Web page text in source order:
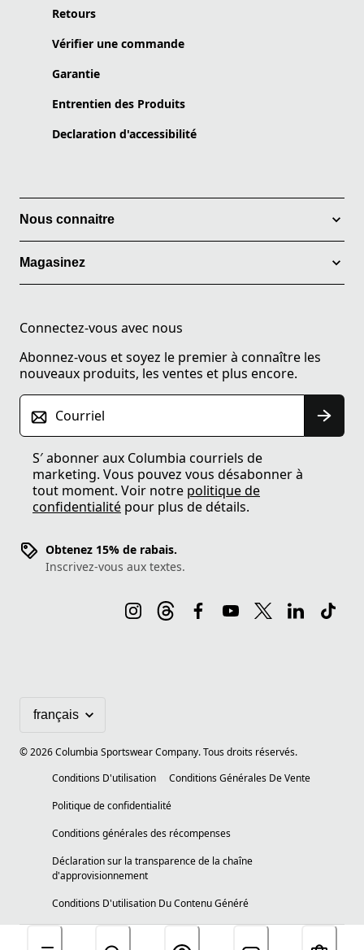
Retours
Vérifier une commande
Garantie
Entrentien des Produits
Declaration d'accessibilité
Nous connaitre
Magasinez
Connectez-vous avec nous
Abonnez-vous et soyez le premier à connaître les
nouveaux produits, les ventes et plus encore.
Courriel
S′ abonner aux Columbia courriels de
marketing. Vous pouvez vous désabonner à
tout moment. Voir notre politique de
confidentialité pour plus de détails.
Obtenez 15% de rabais.
Inscrivez-vous aux textes.
©2026Columbia Sportswear Company. Tous droits réservés.
Conditions D'utilisation
Conditions Générales De Vente
Politique de confidentialité
Conditions générales des récompenses
Déclaration sur la transparence de la chaîne
d'approvisionnement
Conditions D'utilisation Du Contenu Généré